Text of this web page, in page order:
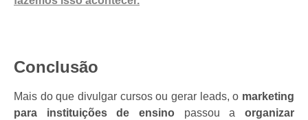
Conclusão
Mais do que divulgar cursos ou gerar leads, o marketing
para instituições de ensino passou a organizar